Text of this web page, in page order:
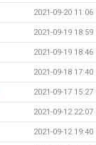
2021-09-20 11:06
2021-09-19 18:59
2021-09-19 18:46
2021-09-18 17:40
2021-09-17 15:27
2021-09-12 22:07
2021-09-12 19:40